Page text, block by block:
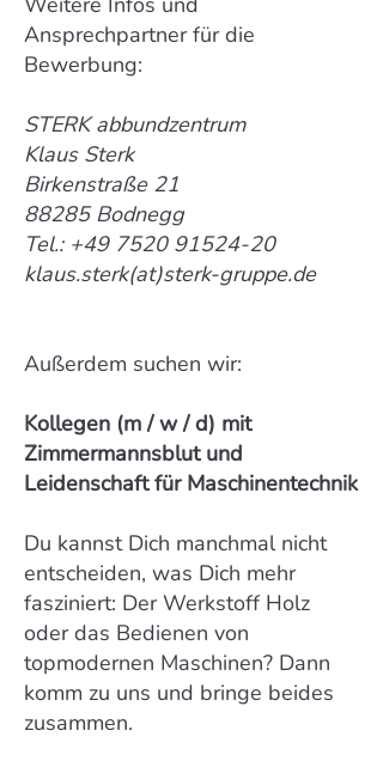
Ansprechpartner für die
Bewerbung:
STERK abbundzentrum
Klaus Sterk
Birkenstraße 21
88285 Bodnegg
Tel.: +49 7520 91524-20
klaus.sterk(at)sterk-gruppe.de
Außerdem suchen wir:
Kollegen (m / w / d) mit
Zimmermannsblut und
Leidenschaft für Maschinentechnik
Du kannst Dich manchmal nicht
entscheiden, was Dich mehr
fasziniert: Der Werkstoff Holz
oder das Bedienen von
topmodernen Maschinen? Dann
komm zu uns und bringe beides
zusammen.